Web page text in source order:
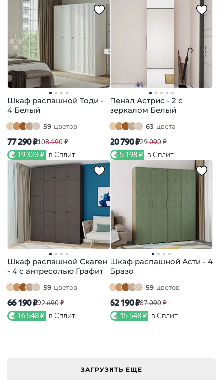
Шкаф распашной Тоди -
4 Белый
59 цветов
77 290 ₽108 190 ₽
19 323 ₽ в Сплит
Пенал Астрис - 2 с
зеркалом Белый
63 цвета
20 790 ₽29 090 ₽
5 198 ₽ в Сплит
Шкаф распашной Скаген
- 4 с антресолью Графит
59 цветов
66 190 ₽92 690 ₽
16 548 ₽ в Сплит
Шкаф распашной Асти - 4
Бразо
59 цветов
62 190 ₽87 090 ₽
15 548 ₽ в Сплит
ЗАГРУЗИТЬ ЕЩЕ